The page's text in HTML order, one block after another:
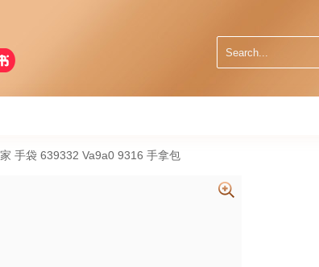
手袋 639332 Va9a0 9316 手拿包